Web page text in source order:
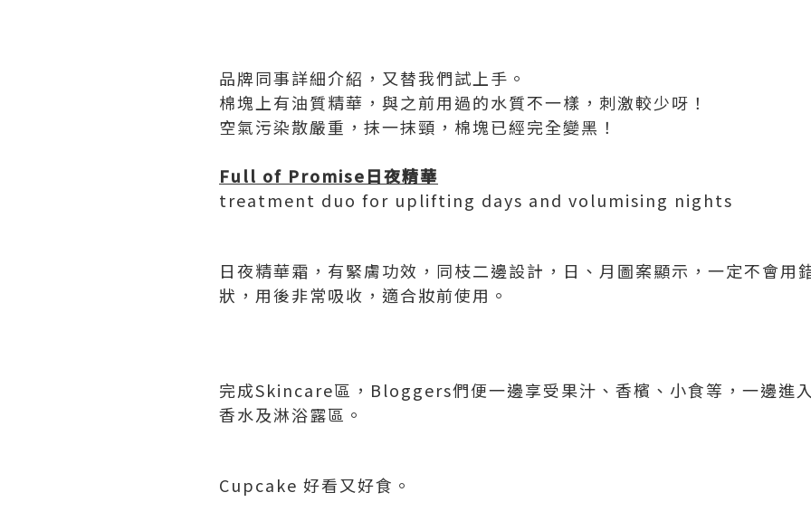
品牌同事詳細介紹，又替我們試上手。
棉塊上有油質精華，與之前用過的水質不一樣，刺激較少呀！
空氣污染散嚴重，抹一抹頸，棉塊已經完全變黑！
Full of Promise日夜精華
treatment duo for uplifting days and volumising nights
日夜精華霜，有緊膚功效，同枝二邊設計，日、月圖案顯示，一定不會用
狀，用後非常吸收，適合妝前使用。
完成Skincare區，Bloggers們便一邊享受果汁、香檳、小食等，一邊進
香水及淋浴露區。
Cupcake 好看又好食。